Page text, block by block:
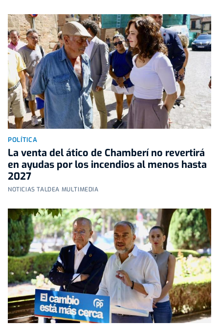
POLÍTICA
La venta del ático de Chamberí no revertirá
en ayudas por los incendios al menos hasta
2027
NOTICIAS TALDEA MULTIMEDIA